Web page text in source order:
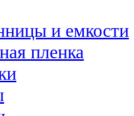
и емкости
пленка